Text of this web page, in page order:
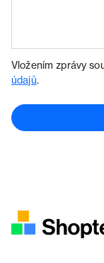
Vložením zprávy
údajů.